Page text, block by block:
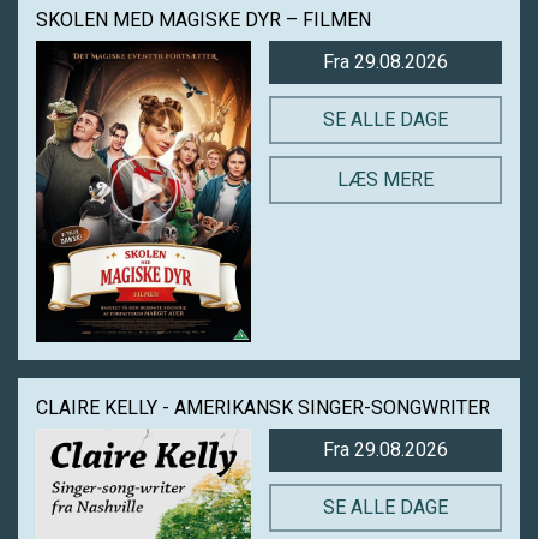
SKOLEN MED MAGISKE DYR – FILMEN
Fra 29.08.2026
SE ALLE DAGE
LÆS MERE
CLAIRE KELLY - AMERIKANSK SINGER-SONGWRITER
Fra 29.08.2026
SE ALLE DAGE